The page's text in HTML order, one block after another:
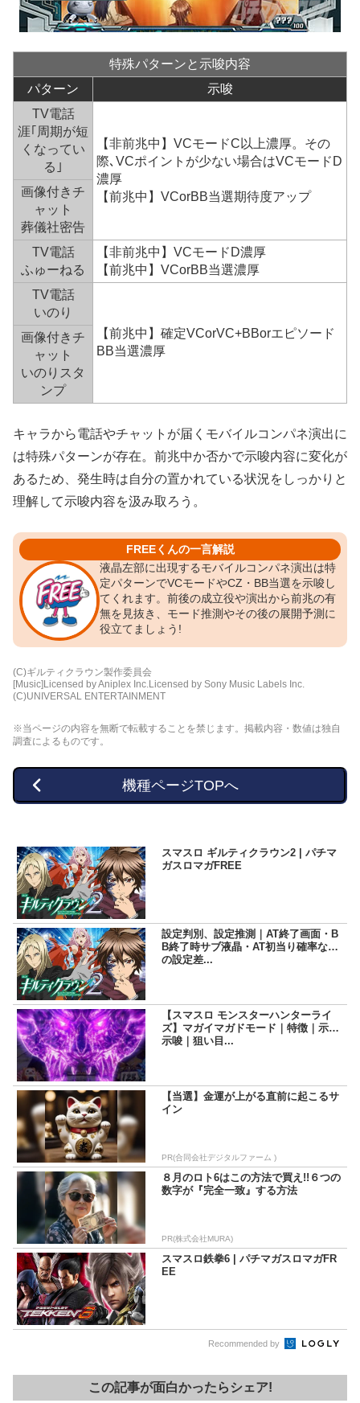
特殊パターンと示唆内容
パターン
示唆
TV電話
涯｢周期が短
くなってい
る｣
【非前兆中】VCモードC以上濃厚。その
際､VCポイントが少ない場合はVCモードD
濃厚
【前兆中】VCorBB当選期待度アップ
画像付きチ
ャット
葬儀社密告
TV電話
ふゅーねる
【非前兆中】VCモードD濃厚
【前兆中】VCorBB当選濃厚
TV電話
いのり
【前兆中】確定VCorVC+BBorエピソード
BB当選濃厚
画像付きチ
ャット
いのりスタ
ンプ
キャラから電話やチャットが届くモバイルコンパネ演出に
は特殊パターンが存在。前兆中か否かで示唆内容に変化が
あるため、発生時は自分の置かれている状況をしっかりと
理解して示唆内容を汲み取ろう。
FREEくんの一言解説
液晶左部に出現するモバイルコンパネ演出は特
定パターンでVCモードやCZ・BB当選を示唆し
てくれます。前後の成立役や演出から前兆の有
無を見抜き、モード推測やその後の展開予測に
役立てましょう!
(C)ギルティクラウン製作委員会
[Music]Licensed by Aniplex Inc.Licensed by Sony Music Labels Inc.
(C)UNIVERSAL ENTERTAINMENT
※当ページの内容を無断で転載することを禁じます。掲載内容・数値は独自
調査によるものです。
機種ページTOPへ
スマスロ ギルティクラウン2 | パチマ
ガスロマガFREE
設定判別、設定推測｜AT終了画面・B
B終了時サブ液晶・AT初当り確率など
の設定差...
【スマスロ モンスターハンターライ
ズ】マガイマガドモード｜特徴｜示唆
示唆｜狙い目...
【当選】金運が上がる直前に起こるサ
イン
PR(合同会社デジタルファーム )
８月のロト6はこの方法で買え!!６つの
数字が『完全一致』する方法
PR(株式会社MURA)
スマスロ鉄拳6 | パチマガスロマガFR
EE
Recommended by
この記事が面白かったらシェア!